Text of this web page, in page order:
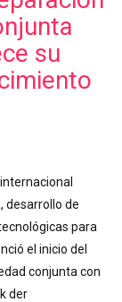
su
desarrollo de
para
el inicio del
conjunta con
der